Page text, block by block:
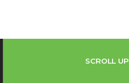
SCROLL UP